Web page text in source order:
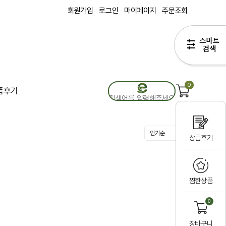
상품후기
찜한상품
0
장바구니
회원가입 로그인 마이페이지 주문조회
후기
0